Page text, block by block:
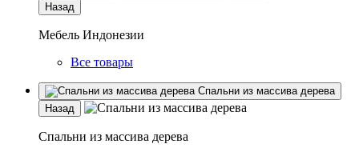
Назад
Мебель Индонезии
Все товары
Спальни из массива дерева
Назад
Спальни из массива дерева